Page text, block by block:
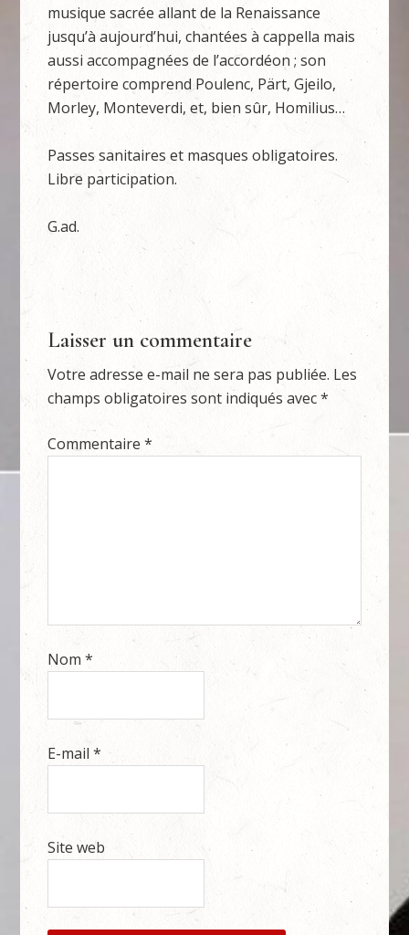
musique sacrée allant de la Renaissance
jusqu’à aujourd’hui, chantées à cappella mais
aussi accompagnées de l’accordéon ; son
répertoire comprend Poulenc, Pärt, Gjeilo,
Morley, Monteverdi, et, bien sûr, Homilius…
Passes sanitaires et masques obligatoires.
Libre participation.
G.ad.
Laisser un commentaire
Votre adresse e-mail ne sera pas publiée. Les
champs obligatoires sont indiqués avec*
Commentaire*
Nom*
E-mail*
Site web